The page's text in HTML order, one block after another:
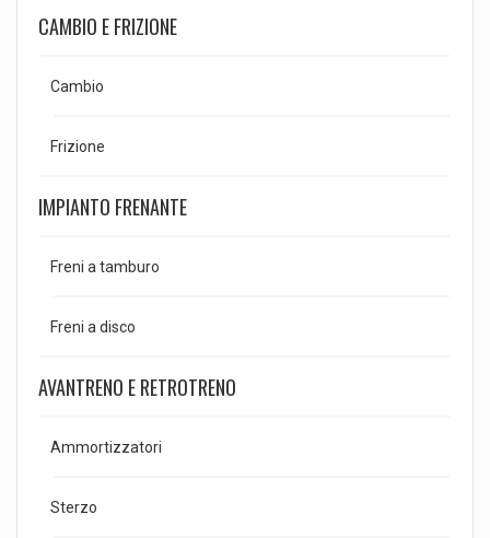
CAMBIO E FRIZIONE
Cambio
Frizione
IMPIANTO FRENANTE
Freni a tamburo
Freni a disco
AVANTRENO E RETROTRENO
Ammortizzatori
Sterzo